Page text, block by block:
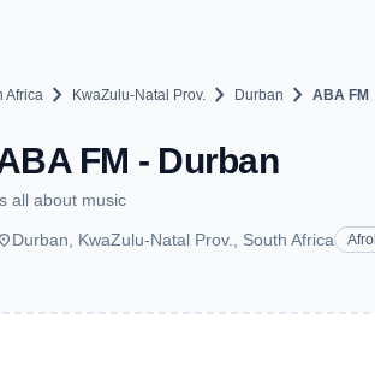
Africa chevron_right KwaZulu-Natal Prov. chevron_right Durban chevron_right ABA FM
FM - Durban
all about music
Durban, KwaZulu-Natal Prov., South Africa